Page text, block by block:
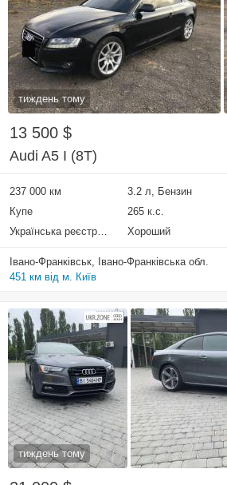
тиждень тому
13 500 $
Audi A5 I (8T)
237 000 км 3.2 л, Бензин
Купе
265 к.с.
Українська реєстрація
Хороший
Івано-Франківськ, Івано-Франківська обл.
451 км від м. Київ
тиждень тому